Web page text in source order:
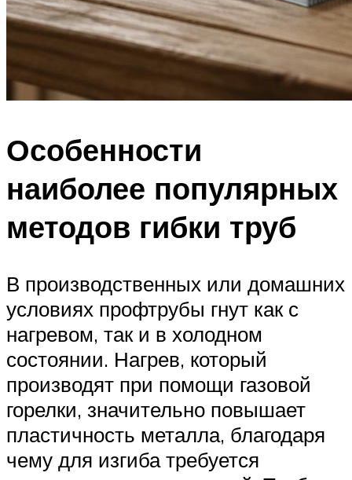
Особенности
наиболее популярных
методов гибки труб
В производственных или домашних
условиях профтрубы гнут как с
нагревом, так и в холодном
состоянии. Нагрев, который
производят при помощи газовой
горелки, значительно повышает
пластичность металла, благодаря
чему для изгиба требуется